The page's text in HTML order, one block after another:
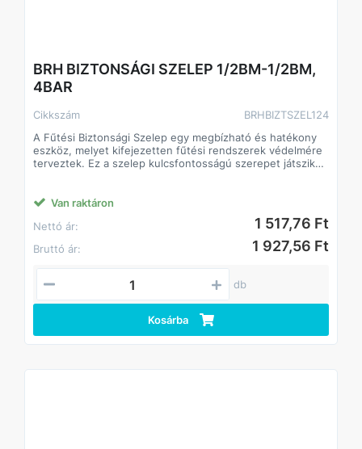
BRH BIZTONSÁGI SZELEP 1/2BM-1/2BM,
4BAR
Cikkszám
BRHBIZTSZEL124
A Fűtési Biztonsági Szelep egy megbízható és hatékony
eszköz, melyet kifejezetten fűtési rendszerek védelmére
terveztek. Ez a szelep kulcsfontosságú szerepet játszik
jellemzőit és előnyeit:
Van raktáron
Nettó ár:
1 517,76 Ft
Bruttó ár: 1 927,56 Ft
db
Kosárba